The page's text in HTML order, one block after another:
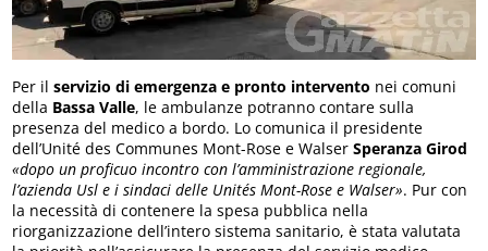
Per ilservizio di emergenza e pronto intervento nei comuni
della Bassa Valle, le ambulanze potranno contare sulla
presenza del medico a bordo. Lo comunica il presidente
dell’Unité des Communes Mont-Rose e WalserSperanza Girod
«dopo un proficuo incontro con l’amministrazione regionale,
l’azienda Usl e i sindaci delle Unités Mont-Rose e Walser». Pur con
la necessità di contenere la spesa pubblica nella
riorganizzazione dell’intero sistema sanitario, è stata valutata